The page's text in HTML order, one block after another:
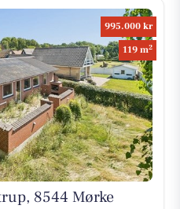
995.000 kr
119 m2
8544 Mørke